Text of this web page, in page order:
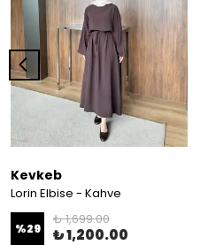
Kevkeb
Lorin Elbise - Kahve
%29
₺ 1,699.00
₺ 1,200.00